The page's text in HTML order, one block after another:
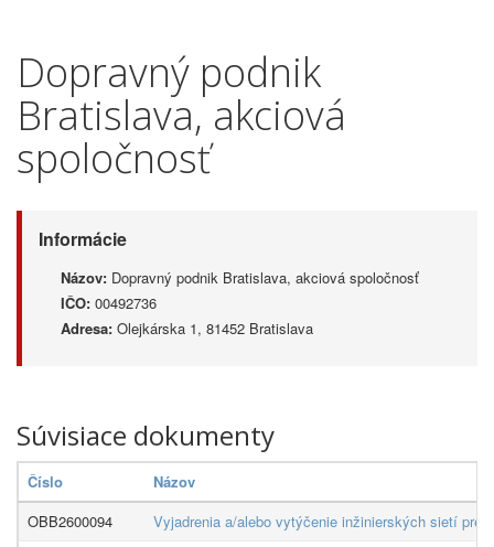
Dopravný podnik
Bratislava, akciová
spoločnosť
Informácie
Názov: Dopravný podnik Bratislava, akciová spoločnosť
IČO: 00492736
Adresa: Olejkárska 1, 81452 Bratislava
Súvisiace dokumenty
Číslo
Názov
OBB2600094
Vyjadrenia a/alebo vytýčenie inžinierských sietí pre